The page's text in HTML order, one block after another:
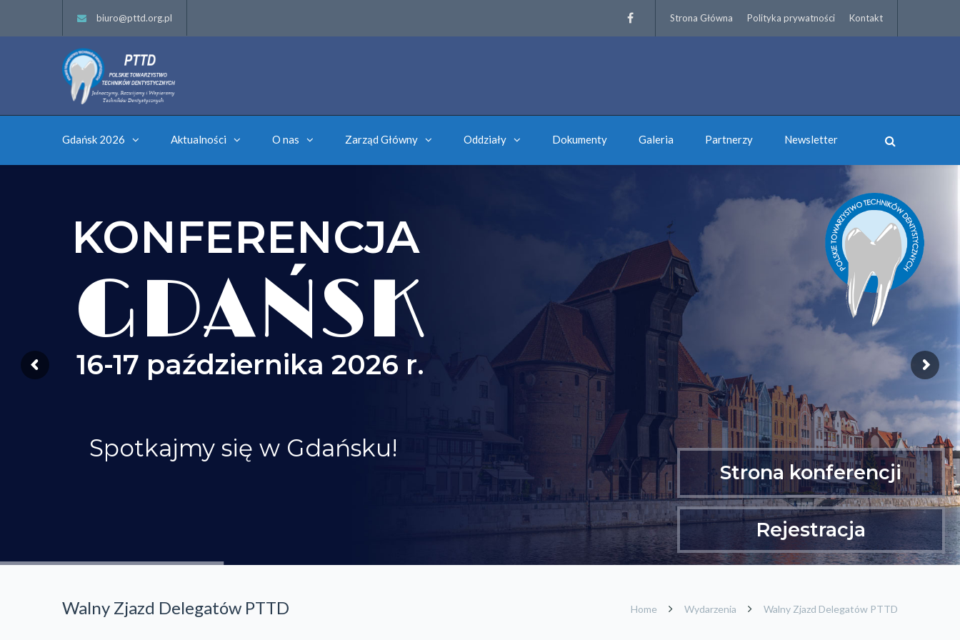
biuro@pttd.org.pl Strona Główna Polityka prywatności Kontakt
Gdańsk 2026 Aktualności O nas Zarząd Główny Oddziały Dokumenty Galeria Partnerzy Newsletter
KONFERENCJA
GDAŃSK
16-17 października 2026 r.
Spotkajmy się w Gdańsku!
Strona konferencji
Rejestracja
Walny Zjazd Delegatów PTTD Home Wydarzenia Walny Zjazd Delegatów PTTD